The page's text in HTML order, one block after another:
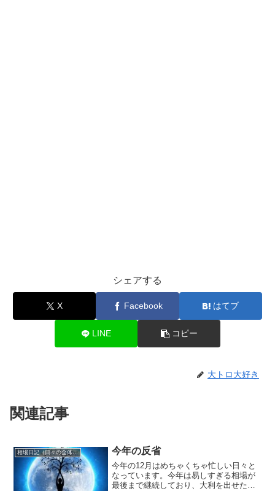
シェアする
X Facebook はてブ
LINE コピー
大トロ大好き
関連記事
相場日記（日々の全体相場観） 今年の反省
今年の12月はめちゃくちゃ忙しい日々と
なっています。今年は易しすぎる相場が
最後まで継続しており、大利を出せた投